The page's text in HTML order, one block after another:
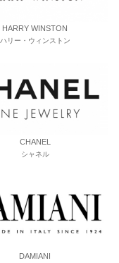
HARRY WINSTON
ハリー・ウィンストン
CHANEL
シャネル
DAMIANI